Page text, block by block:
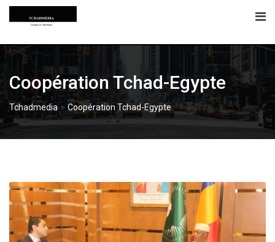
Skip
Coopération Tchad-Egypte
Tchadmedia> Coopération Tchad-Egypte